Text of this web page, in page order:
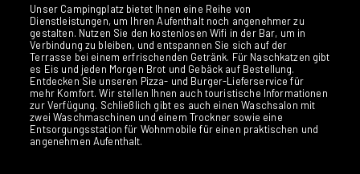
Unser Campingplatz bietet Ihnen eine Reihe von
Dienstleistungen, um Ihren Aufenthalt noch angenehmer zu
gestalten. Nutzen Sie den kostenlosen Wifi in der Bar, um in
Verbindung zu bleiben, und entspannen Sie sich auf der
Terrasse bei einem erfrischenden Getränk. Für Naschkatzen gibt
es Eis und jeden Morgen Brot und Gebäck auf Bestellung.
Entdecken Sie unseren Pizza- und Burger-Lieferservice für
mehr Komfort. Wir stellen Ihnen auch touristische Informationen
zur Verfügung. Schließlich gibt es auch einen Waschsalon mit
zwei Waschmaschinen und einem Trockner sowie eine
Entsorgungsstation für Wohnmobile für einen praktischen und
angenehmen Aufenthalt.